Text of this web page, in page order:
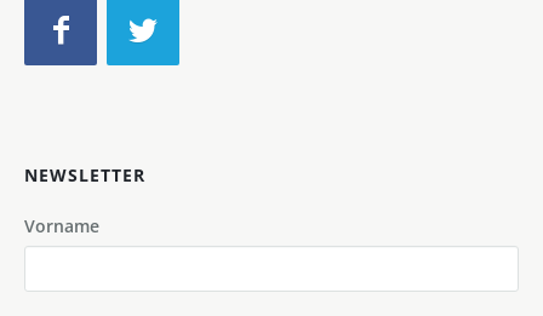
NEWSLETTER
Vorname